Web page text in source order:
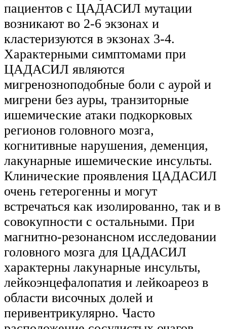
пациентов с ЦАДАСИЛ мутации
возникают во 2-6 экзонах и
кластеризуются в экзонах 3-4.
Характерными симптомами при
ЦАДАСИЛ являются
мигренозноподобные боли с аурой и
мигрени без ауры, транзиторные
ишемические атаки подкорковых
регионов головного мозга,
когнитивные нарушения, деменция,
лакунарные ишемические инсульты.
Клинические проявления ЦАДАСИЛ
очень гетерогенны и могут
встречаться как изолированно, так и в
совокупности с остальными. При
магнитно-резонансном исследовании
головного мозга для ЦАДАСИЛ
характерны лакунарные инсульты,
лейкоэнцефалопатия и лейкоареоз в
области височных долей и
перивентрикулярно. Часто